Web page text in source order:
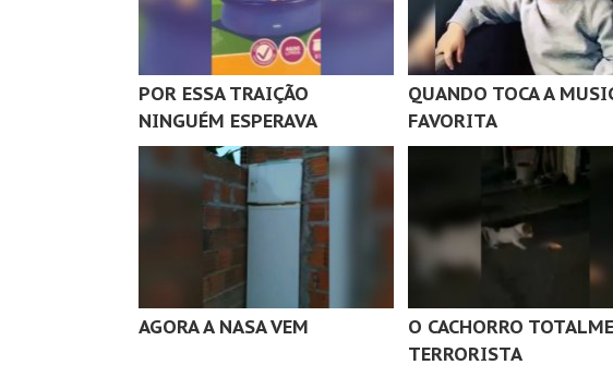
POR ESSA TRAIÇÃO
NINGUÉM ESPERAVA
QUANDO TOCA A
FAVORITA
AGORA A NASA VEM
O CACHORRO
TERRORISTA